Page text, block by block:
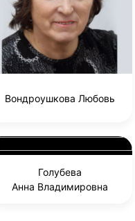
Вондроушкова Любовь
Голубева
Анна Владимировна